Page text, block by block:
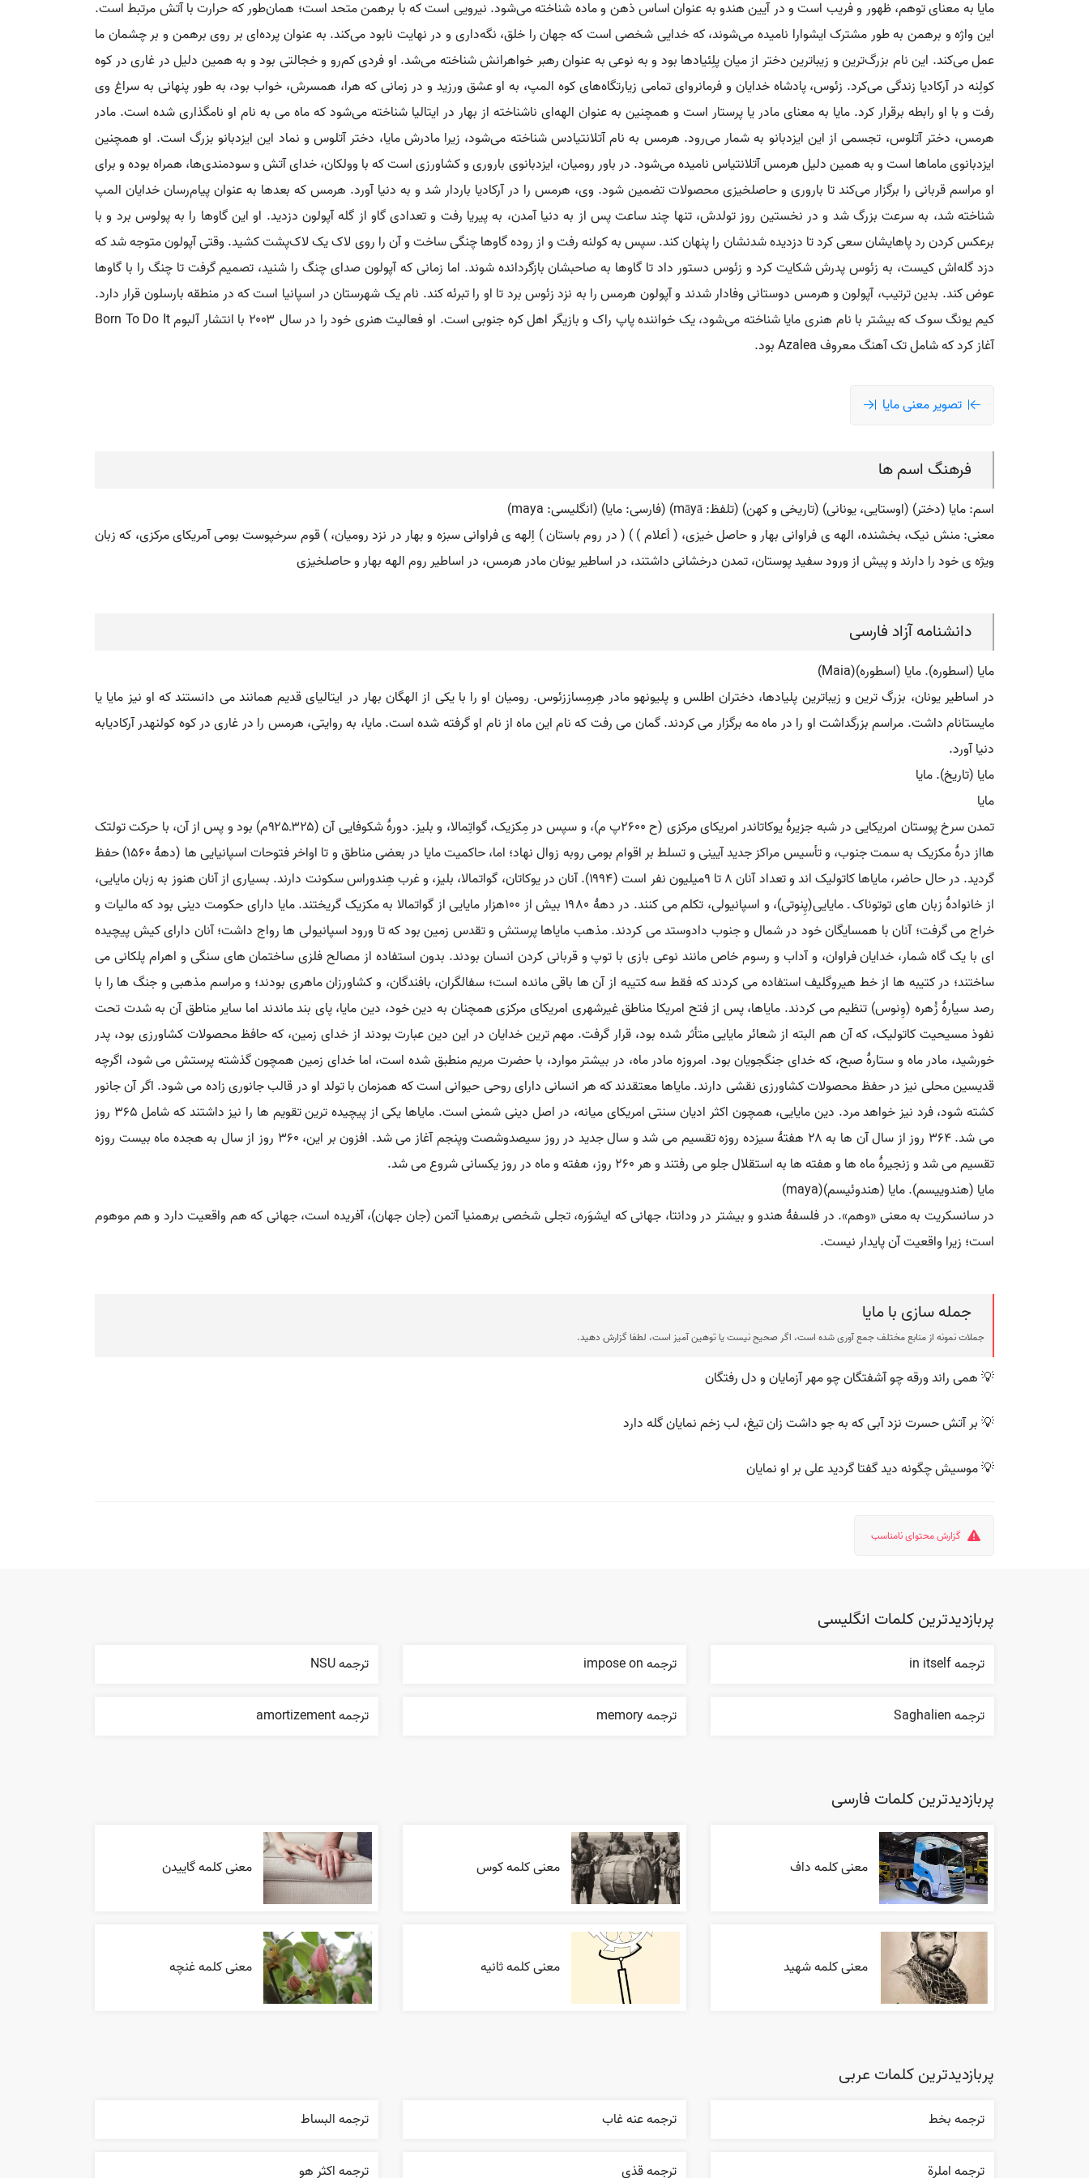
مایا به معنای توهم، ظهور و فریب است و در آیین هندو به عنوان اساس ذهن و ماده شناخته می‌شود. نیرویی است که با برهمن متحد است؛ همان‌طور که حرارت با آتش مرتبط است.
این واژه و برهمن به طور مشترک ایشوارا نامیده می‌شوند، که خدایی شخصی است که جهان را خلق، نگه‌داری و در نهایت نابود می‌کند. به عنوان پرده‌ای بر روی برهمن و بر چشمان ما
عمل می‌کند. این نام بزرگ‌ترین و زیباترین دختر از میان پلِئیادها بود و به نوعی به عنوان رهبر خواهرانش شناخته می‌شد. او فردی کم‌رو و خجالتی بود و به همین دلیل در غاری در کوه
کولِنه در آرکادیا زندگی می‌کرد. زئوس، پادشاه خدایان و فرمانروای تمامی زیارتگاه‌های کوه المپ، به او عشق ورزید و در زمانی که هرا، همسرش، خواب بود، به طور پنهانی به سراغ وی
رفت و با او رابطه برقرار کرد. مایا به معنای مادر یا پرستار است و همچنین به عنوان الهه‌ای ناشناخته از بهار در ایتالیا شناخته می‌شود که ماه می به نام او نامگذاری شده است. مادر
هرمس، دختر آتلوس، تجسمی از این ایزدبانو به شمار می‌رود. هرمس به نام آتلانتیادس شناخته می‌شود، زیرا مادرش مایا، دختر آتلوس و نماد این ایزدبانو بزرگ است. او همچنین
ایزدبانوی ماماها است و به همین دلیل هرمس آتلانتیاس نامیده می‌شود. در باور رومیان، ایزدبانوی باروری و کشاورزی است که با وولکان، خدای آتش و سودمندی‌ها، همراه بوده و برای
او مراسم قربانی را برگزار می‌کند تا باروری و حاصلخیزی محصولات تضمین شود. وی، هرمس را در آرکادیا باردار شد و به دنیا آورد. هرمس که بعدها به عنوان پیام‌رسان خدایان المپ
شناخته شد، به سرعت بزرگ شد و در نخستین روز تولدش، تنها چند ساعت پس از به دنیا آمدن، به پیریا رفت و تعدادی گاو از گله آپولون دزدید. او این گاوها را به پولوس برد و با
برعکس کردن رد پاهایشان سعی کرد تا دزدیده شدنشان را پنهان کند. سپس به کولنه رفت و از روده گاوها چنگی ساخت و آن را روی لاک یک لاک‌پشت کشید. وقتی آپولون متوجه شد که
دزد گله‌اش کیست، به زئوس پدرش شکایت کرد و زئوس دستور داد تا گاوها به صاحبشان بازگردانده شوند. اما زمانی که آپولون صدای چنگ را شنید، تصمیم گرفت تا چنگ را با گاوها
عوض کند. بدین ترتیب، آپولون و هرمس دوستانی وفادار شدند و آپولون هرمس را به نزد زئوس برد تا او را تبرئه کند. نام یک شهرستان در اسپانیا است که در منطقه بارسلون قرار دارد.
کیم یونگ سوک که بیشتر با نام هنری مایا شناخته می‌شود، یک خواننده پاپ راک و بازیگر اهل کره جنوبی است. او فعالیت هنری خود را در سال ۲۰۰۳ با انتشار آلبوم Born To Do It
آغاز کرد که شامل تک آهنگ معروف Azalea بود.
تصویر معنی مایا
فرهنگ اسم ها
اسم: مایا (دختر) (اوستایی، یونانی) (تاریخی و کهن) (تلفظ: māyā) (فارسی: مايا) (انگلیسی: maya)
معنی: منش نیک، بخشنده، الهه ی فراوانی بهار و حاصل خیزی، ( اَعلام ) ) ( در روم باستان ) اِلهه ی فراوانی سبزه و بهار در نزد رومیان، ) قوم سرخپوست بومی آمریکای مرکزی، که زبان
ویژه ی خود را دارند و پیش از ورود سفید پوستان، تمدن درخشانی داشتند، در اساطیر یونان مادر هرمس، در اساطیر روم الهه بهار و حاصلخیزی
دانشنامه آزاد فارسی
مایا (اسطوره). مایا (اسطوره)(Maia)
در اساطیر یونان، بزرگ ترین و زیباترین پلیادها، دختران اطلس و پلیونهو مادر هِرمِساززئوس. رومیان او را با یکی از الهگان بهار در ایتالیای قدیم همانند می دانستند که او نیز مایا یا
مایستانام داشت. مراسم بزرگداشت او را در ماه مه برگزار می کردند. گمان می رفت که نام این ماه از نام او گرفته شده است. مایا، به روایتی، هرمس را در غاری در کوه کولنهدر آرکادیابه
دنیا آورد.
مایا (تاریخ). مایا
مایا
تمدن سرخ پوستان امریکایی در شبه جزیرۀ یوکاتاندر امریکای مرکزی (ح ۲۶۰۰پ م)، و سپس در مِکزیک، گواتِمالا، و بلیز. دورۀ شکوفایی آن (۳۲۵ـ۹۲۵م) بود و پس از آن، با حرکت تولتک
هااز درۀ مکزیک به سمت جنوب، و تأسیس مراکز جدید آیینی و تسلط بر اقوام بومی روبه زوال نهاد؛ اما، حاکمیت مایا در بعضی مناطق و تا اواخر فتوحات اسپانیایی ها (دهۀ ۱۵۶۰) حفظ
گردید. در حال حاضر، مایاها کاتولیک اند و تعداد آنان ۸ تا ۹میلیون نفر است (۱۹۹۴). آنان در یوکاتان، گواتمالا، بلیز، و غرب هِندوراس سکونت دارند. بسیاری از آنان هنوز به زبان مایایی،
از خانوادۀ زبان های توتوناک ـ مایایی(پِنوتی)، و اسپانیولی، تکلم می کنند. در دهۀ ۱۹۸۰ بیش از ۱۰۰هزار مایایی از گواتمالا به مکزیک گریختند. مایا دارای حکومت دینی بود که مالیات و
خراج می گرفت؛ آنان با همسایگان خود در شمال و جنوب دادوستد می کردند. مذهب مایاها پرستش و تقدس زمین بود که تا ورود اسپانیولی ها رواج داشت؛ آنان دارای کیش پیچیده
ای با یک گاه شمار، خدایان فراوان، و آداب و رسوم خاص مانند نوعی بازی با توپ و قربانی کردن انسان بودند. بدون استفاده از مصالح فلزی ساختمان های سنگی و اهرام پلکانی می
ساختند؛ در کتیبه ها از خط هیروگلیف استفاده می کردند که فقط سه کتیبه از آن ها باقی مانده است؛ سفالگران، بافندگان، و کشاورزان ماهری بودند؛ و مراسم مذهبی و جنگ ها را با
رصد سیارۀ زُهره (وِنوس) تنظیم می کردند. مایاها، پس از فتح امریکا مناطق غیرشهری امریکای مرکزی همچنان به دین خود، دین مایا، پای بند ماندند اما سایر مناطق آن به شدت تحت
نفوذ مسیحیت کاتولیک، که آن هم البته از شعائر مایایی متأثر شده بود، قرار گرفت. مهم ترین خدایان در این دین عبارت بودند از خدای زمین، که حافظ محصولات کشاورزی بود، پدر
خورشید، مادر ماه و ستارۀ صبح، که خدای جنگجویان بود. امروزه مادر ماه، در بیشتر موارد، با حضرت مریم منطبق شده است، اما خدای زمین همچون گذشته پرستش می شود، اگرچه
قدیسین محلی نیز در حفظ محصولات کشاورزی نقشی دارند. مایاها معتقدند که هر انسانی دارای روحی حیوانی است که همزمان با تولد او در قالب جانوری زاده می شود. اگر آن جانور
کشته شود، فرد نیز خواهد مرد. دین مایایی، همچون اکثر ادیان سنتی امریکای میانه، در اصل دینی شمنی است. مایاها یکی از پیچیده ترین تقویم ها را نیز داشتند که شامل ۳۶۵ روز
می شد. ۳۶۴ روز از سال آن ها به ۲۸ هفتۀ سیزده روزه تقسیم می شد و سال جدید در روز سیصدوشصت وپنجم آغاز می شد. افزون بر این، ۳۶۰ روز از سال به هجده ماه بیست روزه
تقسیم می شد و زنجیرۀ ماه ها و هفته ها به استقلال جلو می رفتند و هر ۲۶۰ روز، هفته و ماه در روز یکسانی شروع می شد.
مایا (هندوییسم). مایا (هندوئیسم)(maya)
در سانسکریت به معنی «وهم». در فلسفۀ هندو و بیشتر در ودانتا، جهانی که ایشوَره، تجلی شخصی برهمنیا آتمن (جان جهان)، آفریده است، جهانی که هم واقعیت دارد و هم موهوم
است؛ زیرا واقعیت آن پایدار نیست.
جمله سازی با مایا
جملات نمونه از منابع مختلف جمع آوری شده است، اگر صحیح نیست یا توهین آمیز است، لطفا گزارش دهید.
💡 همی راند ورقه چو آشفتگان چو مهر آزمایان و دل رفتگان
💡 بر آتش حسرت نزد آبی که به جو داشت زان تیغ، لب زخم نمایان گله دارد
💡 موسیش چگونه دید گفتا گردید علی بر او نمایان
گزارش محتوای نامناسب
پربازدیدترین کلمات انگلیسی
ترجمه in itself ترجمه impose on ترجمه NSU
ترجمه Saghalien ترجمه memory ترجمه amortizement
پربازدیدترین کلمات فارسی
معنی کلمه داف معنی کلمه کوس معنی کلمه گاییدن
معنی کلمه شهید معنی کلمه ثانیه معنی کلمه غنچه
پربازدیدترین کلمات عربی
ترجمه بخط ترجمه عنه غاب ترجمه البساط
ترجمه املرة ترجمه قذی ترجمه اکثر هو